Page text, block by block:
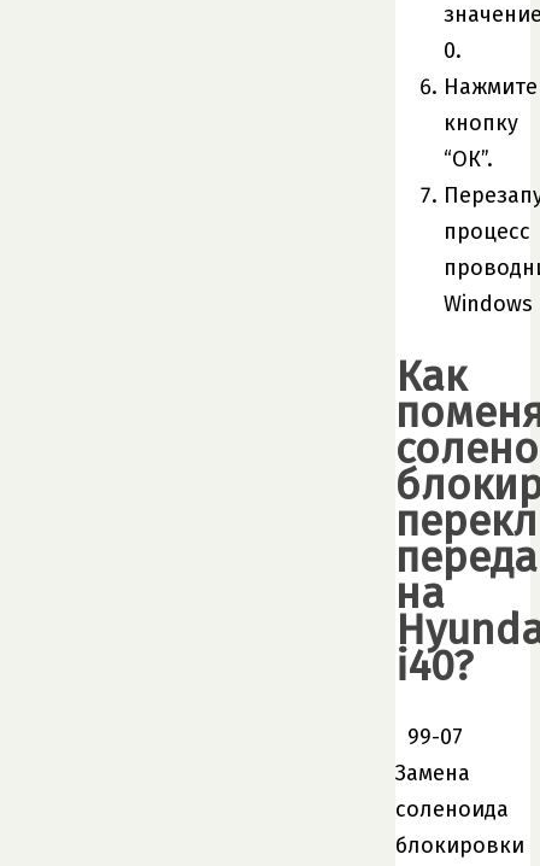
0.
Нажмите
кнопку
“ОК”.
процесс
Windows
Как
на
i40?
99-07
Замена
соленоида
блокировки